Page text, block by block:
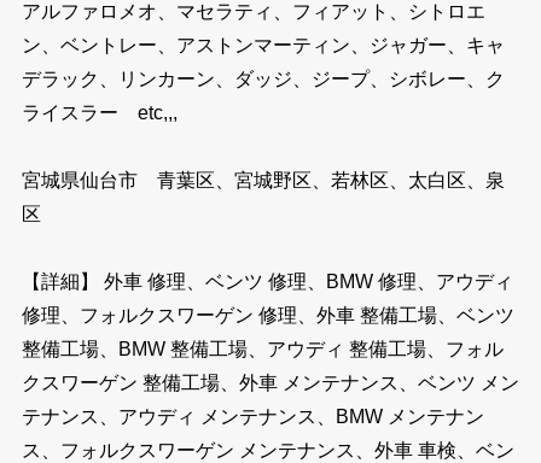
アルファロメオ、マセラティ、フィアット、シトロエ
ン、ベントレー、アストンマーティン、ジャガー、キャ
デラック、リンカーン、ダッジ、ジープ、シボレー、ク
ライスラー etc,,,
宮城県仙台市 青葉区、宮城野区、若林区、太白区、泉
区
【詳細】 外車 修理、ベンツ 修理、BMW 修理、アウディ
修理、フォルクスワーゲン 修理、外車 整備工場、ベンツ
整備工場、BMW 整備工場、アウディ 整備工場、フォル
クスワーゲン 整備工場、外車 メンテナンス、ベンツ メン
テナンス、アウディ メンテナンス、BMW メンテナン
ス、フォルクスワーゲン メンテナンス、外車 車検、ベン